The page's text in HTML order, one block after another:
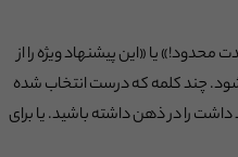
یا «این پیشنهاد ویژه را از
چند کلمه که درست انتخاب شده
را در ذهن داشته باشید. یا برای